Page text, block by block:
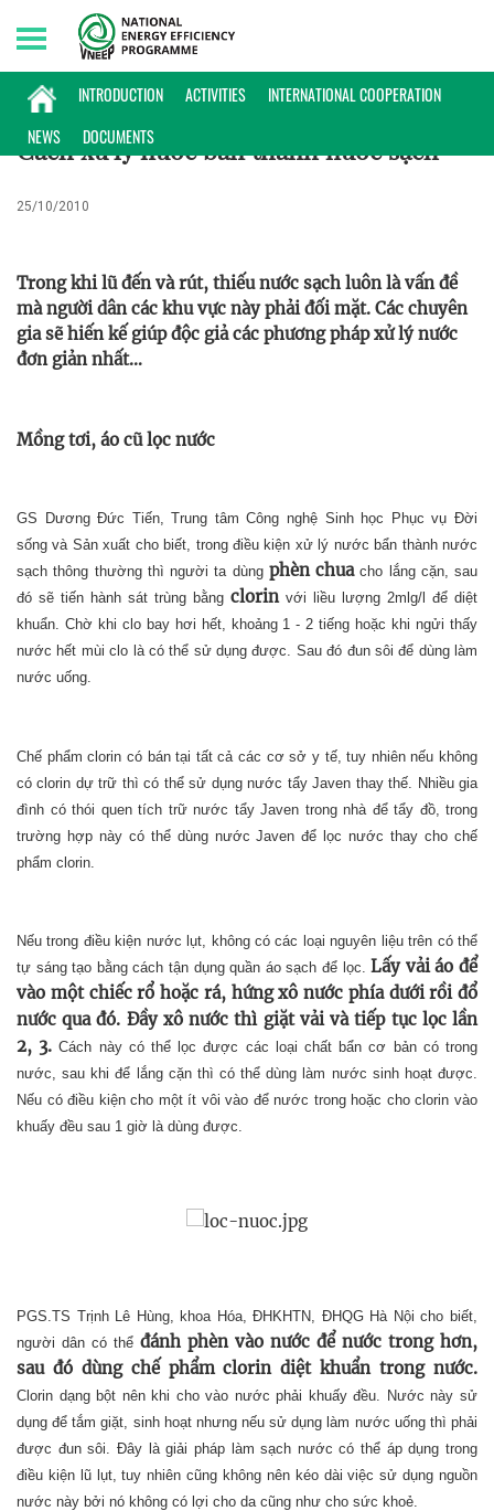
INTRODUCTION ACTIVITIES
INTERNATIONAL COOPERATION
NEWS
DOCUMENTS
Friday, 07/08/2026 | 04:09 GMT+7
PHỔ BIẾN KIẾN THỨC
Cách xử lý nước bẩn thành nước sạch
25/10/2010
Trong khi lũ đến và rút, thiếu nước sạch luôn là vấn đề
mà người dân các khu vực này phải đối mặt. Các chuyên
gia sẽ hiến kế giúp độc giả các phương pháp xử lý nước
đơn giản nhất…
Mồng tơi, áo cũ lọc nước
GS Dương Đức Tiến, Trung tâm Công nghệ Sinh học Phục vụ Đời
sống và Sản xuất cho biết, trong điều kiện xử lý nước bẩn thành nước
sạch thông thường thì người ta dùng phèn chuacho lắng cặn, sau
đó sẽ tiến hành sát trùng bằng clorin với liều lượng 2mlg/l để diệt
khuẩn. Chờ khi clo bay hơi hết, khoảng 1 - 2 tiếng hoặc khi ngửi thấy
nước hết mùi clo là có thể sử dụng được. Sau đó đun sôi để dùng làm
nước uống.
Chế phẩm clorin có bán tại tất cả các cơ sở y tế, tuy nhiên nếu không
có clorin dự trữ thì có thể sử dụng nước tẩy Javen thay thế. Nhiều gia
đình có thói quen tích trữ nước tẩy Javen trong nhà để tẩy đồ, trong
trường hợp này có thể dùng nước Javen để lọc nước thay cho chế
phẩm clorin.
Nếu trong điều kiện nước lụt, không có các loại nguyên liệu trên có thể
tự sáng tạo bằng cách tận dụng quần áo sạch để lọc. Lấy vải áo để
vào một chiếc rổ hoặc rá, hứng xô nước phía dưới rồi đổ
nước qua đó. Đầy xô nước thì giặt vải và tiếp tục lọc lần
2, 3.Cách này có thể lọc được các loại chất bẩn cơ bản có trong
nước, sau khi để lắng cặn thì có thể dùng làm nước sinh hoạt được.
Nếu có điều kiện cho một ít vôi vào để nước trong hoặc cho clorin vào
khuấy đều sau 1 giờ là dùng được.
PGS.TS Trịnh Lê Hùng, khoa Hóa, ĐHKHTN, ĐHQG Hà Nội cho biết,
người dân có thể đánh phèn vào nước để nước trong hơn,
sau đó dùng chế phẩm clorin diệt khuẩn trong nước.
Clorin dạng bột nên khi cho vào nước phải khuấy đều. Nước này sử
dụng để tắm giặt, sinh hoạt nhưng nếu sử dụng làm nước uống thì phải
được đun sôi. Đây là giải pháp làm sạch nước có thể áp dụng trong
điều kiện lũ lụt, tuy nhiên cũng không nên kéo dài việc sử dụng nguồn
nước này bởi nó không có lợi cho da cũng như cho sức khoẻ.